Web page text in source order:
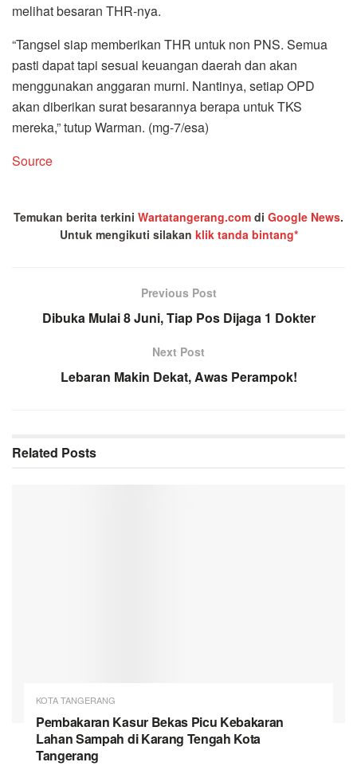
melihat besaran THR-nya.
“Tangsel siap memberikan THR untuk non PNS. Semua
pasti dapat tapi sesuai keuangan daerah dan akan
menggunakan anggaran murni. Nantinya, setiap OPD
akan diberikan surat besarannya berapa untuk TKS
mereka,” tutup Warman. (mg-7/esa)
Source
Temukan berita terkini Wartatangerang.com di Google News.
Untuk mengikuti silakan klik tanda bintang*
Previous Post
Dibuka Mulai 8 Juni, Tiap Pos Dijaga 1 Dokter
Next Post
Lebaran Makin Dekat, Awas Perampok!
Related Posts
KOTA TANGERANG
Pembakaran Kasur Bekas Picu Kebakaran
Lahan Sampah di Karang Tengah Kota
Tangerang